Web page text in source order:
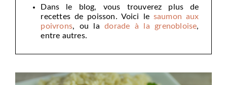
Dans le blog, vous trouverez plus de
recettes de poisson. Voici le saumon aux
poivrons, ou ladorade à la grenobloise,
entre autres.